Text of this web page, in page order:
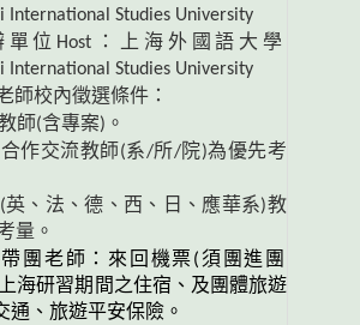
International Studies University
單位Host：上海外國語大學
International Studies University
師校內徵選條件：
師(含專案)。
作交流教師(系/所/院)為優先考
英、法、德、西、日、應華系)教
量。
團老師：來回機票(須團進團
海研習期間之住宿、及團體旅遊
通、旅遊平安保險。